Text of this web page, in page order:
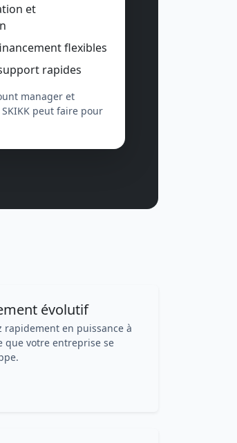
et
flexibles
rapides
manager et
peut faire pour
évolutif
rapidement en puissance à
que votre entreprise se